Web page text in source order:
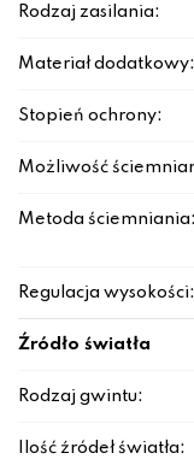
Rodzaj zasilania:
Materiał dodatkowy:
Stopień ochrony:
Możliwość
Metoda ściemniania:
Regulacja wysokości:
Źródło światła
Rodzaj gwintu:
Ilość źródeł światła: